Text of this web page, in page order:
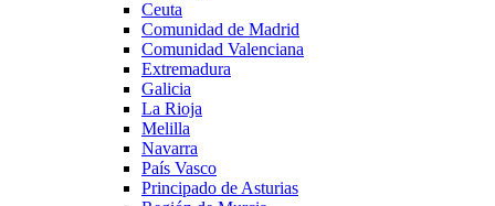
Ceuta
Comunidad de Madrid
Comunidad Valenciana
Extremadura
Galicia
La Rioja
Melilla
Navarra
País Vasco
Principado de Asturias